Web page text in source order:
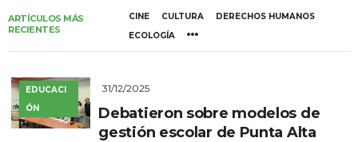
ARTÍCULOS MÁS
RECIENTES
CINE CULTURA
DERECHOS HUMANOS
ECOLOGÍA
EDUCACI
ÓN
31/12/2025
Debatieron sobre modelos de
gestión escolar de Punta Alta